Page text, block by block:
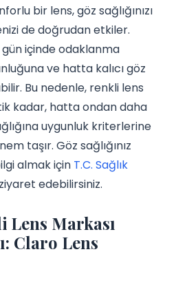
bir lens, göz sağlığınızı
de doğrudan etkiler.
gün içinde odaklanma
ve hatta kalıcı göz
Bu nedenle, renkli lens
kadar, hatta ondan daha
uygunluk kriterlerine
taşır. Göz sağlığınız
almak için T.C. Sağlık
ziyaret edebilirsiniz.
Lens Markası
Claro Lens